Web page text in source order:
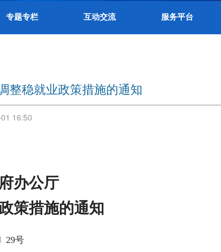
专题专栏 互动交流 服务平台
整稳就业政策措施的通知
16:50
办公厅
策措施的通知
29号